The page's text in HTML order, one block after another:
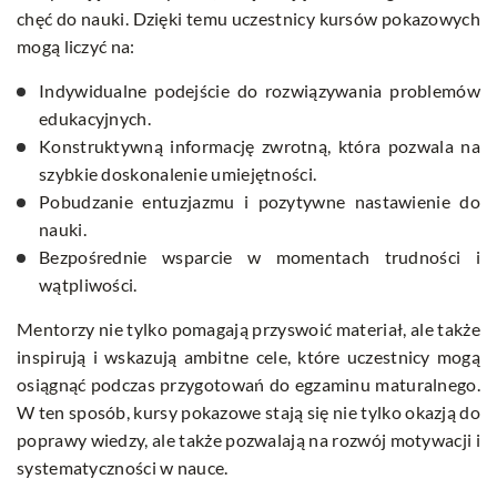
chęć do nauki. Dzięki temu uczestnicy kursów pokazowych
mogą liczyć na:
Indywidualne podejście do rozwiązywania problemów
edukacyjnych.
Konstruktywną informację zwrotną, która pozwala na
szybkie doskonalenie umiejętności.
Pobudzanie entuzjazmu i pozytywne nastawienie do
nauki.
Bezpośrednie wsparcie w momentach trudności i
wątpliwości.
Mentorzy nie tylko pomagają przyswoić materiał, ale także
inspirują i wskazują ambitne cele, które uczestnicy mogą
osiągnąć podczas przygotowań do egzaminu maturalnego.
W ten sposób, kursy pokazowe stają się nie tylko okazją do
poprawy wiedzy, ale także pozwalają na rozwój motywacji i
systematyczności w nauce.